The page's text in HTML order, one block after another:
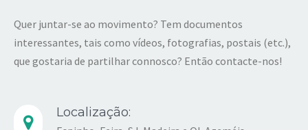
Quer juntar-se ao movimento? Tem documentos
interessantes, tais como vídeos, fotografias, postais (etc.),
que gostaria de partilhar connosco? Então contacte-nos!
Localização: